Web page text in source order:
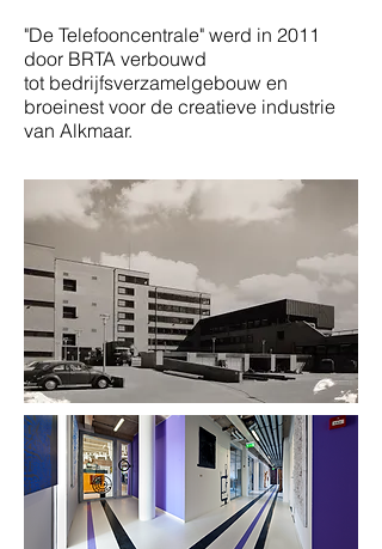
"De Telefooncentrale" werd in 2011
door BRTA verbouwd
tot bedrijfsverzamelgebouw en
broeinest voor de creatieve industrie
van Alkmaar.